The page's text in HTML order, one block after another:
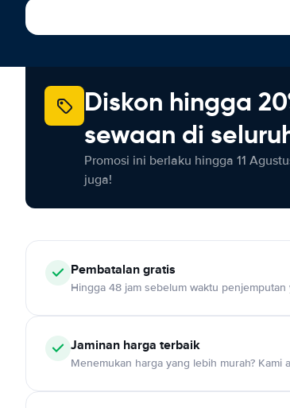
Diskon hingga
sewaan di
Promosi ini berlaku hingga 11
juga!
Pembatalan gratis
Hingga 48 jam sebelum waktu penjemputan
Jaminan harga terbaik
Menemukan harga yang lebih murah?